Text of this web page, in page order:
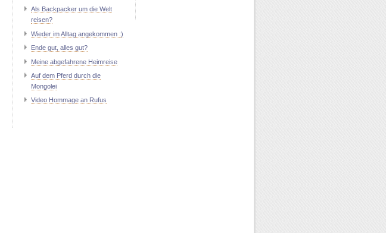
Als Backpacker um die Welt
reisen?
Wieder im Alltag angekommen :)
Ende gut, alles gut?
Meine abgefahrene Heimreise
Auf dem Pferd durch die
Mongolei
Video Hommage an Rufus